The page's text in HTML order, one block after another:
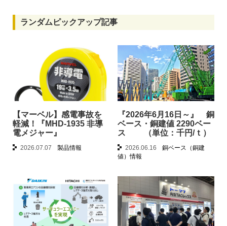
ランダムピックアップ記事
【マーベル】感電事故を
軽減！『MHD-1935 非導
電メジャー』
2026.07.07 製品情報
『2026年6月16日～』 銅
ベース・銅建値 2290ベー
ス （単位：千円/ｔ）
2026.06.16
銅ベース（銅建
値）情報